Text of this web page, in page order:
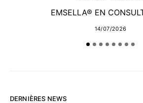
EMSELLA® EN
14/07/2026
DERNIÈRES NEWS